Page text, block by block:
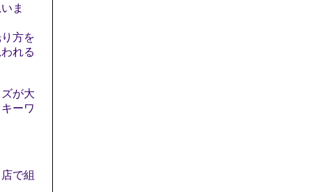
ま
方を
れる
が大
ーワ
で組